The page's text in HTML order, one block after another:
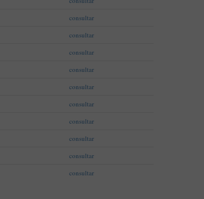
Museu Fábrica da História – Arroz
consultar
consultar
consultar
consultar
consultar
consultar
consultar
consultar
consultar
consultar